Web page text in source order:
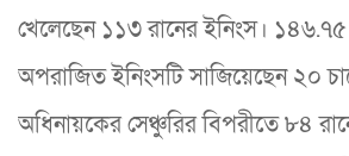
খেলেছেন ১১৩ রানের ইনিংস। ১৪৬.৭৫
অপরাজিত ইনিংসটি সাজিয়েছেন ২০
অধিনায়কের সেঞ্চুরির বিপরীতে ৮৪